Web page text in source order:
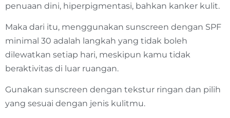
penuaan dini, hiperpigmentasi, bahkan kanker kulit.
Maka dari itu, menggunakan sunscreen dengan SPF
minimal 30 adalah langkah yang tidak boleh
dilewatkan setiap hari, meskipun kamu tidak
beraktivitas di luar ruangan.
Gunakan sunscreen dengan tekstur ringan dan pilih
yang sesuai dengan jenis kulitmu.